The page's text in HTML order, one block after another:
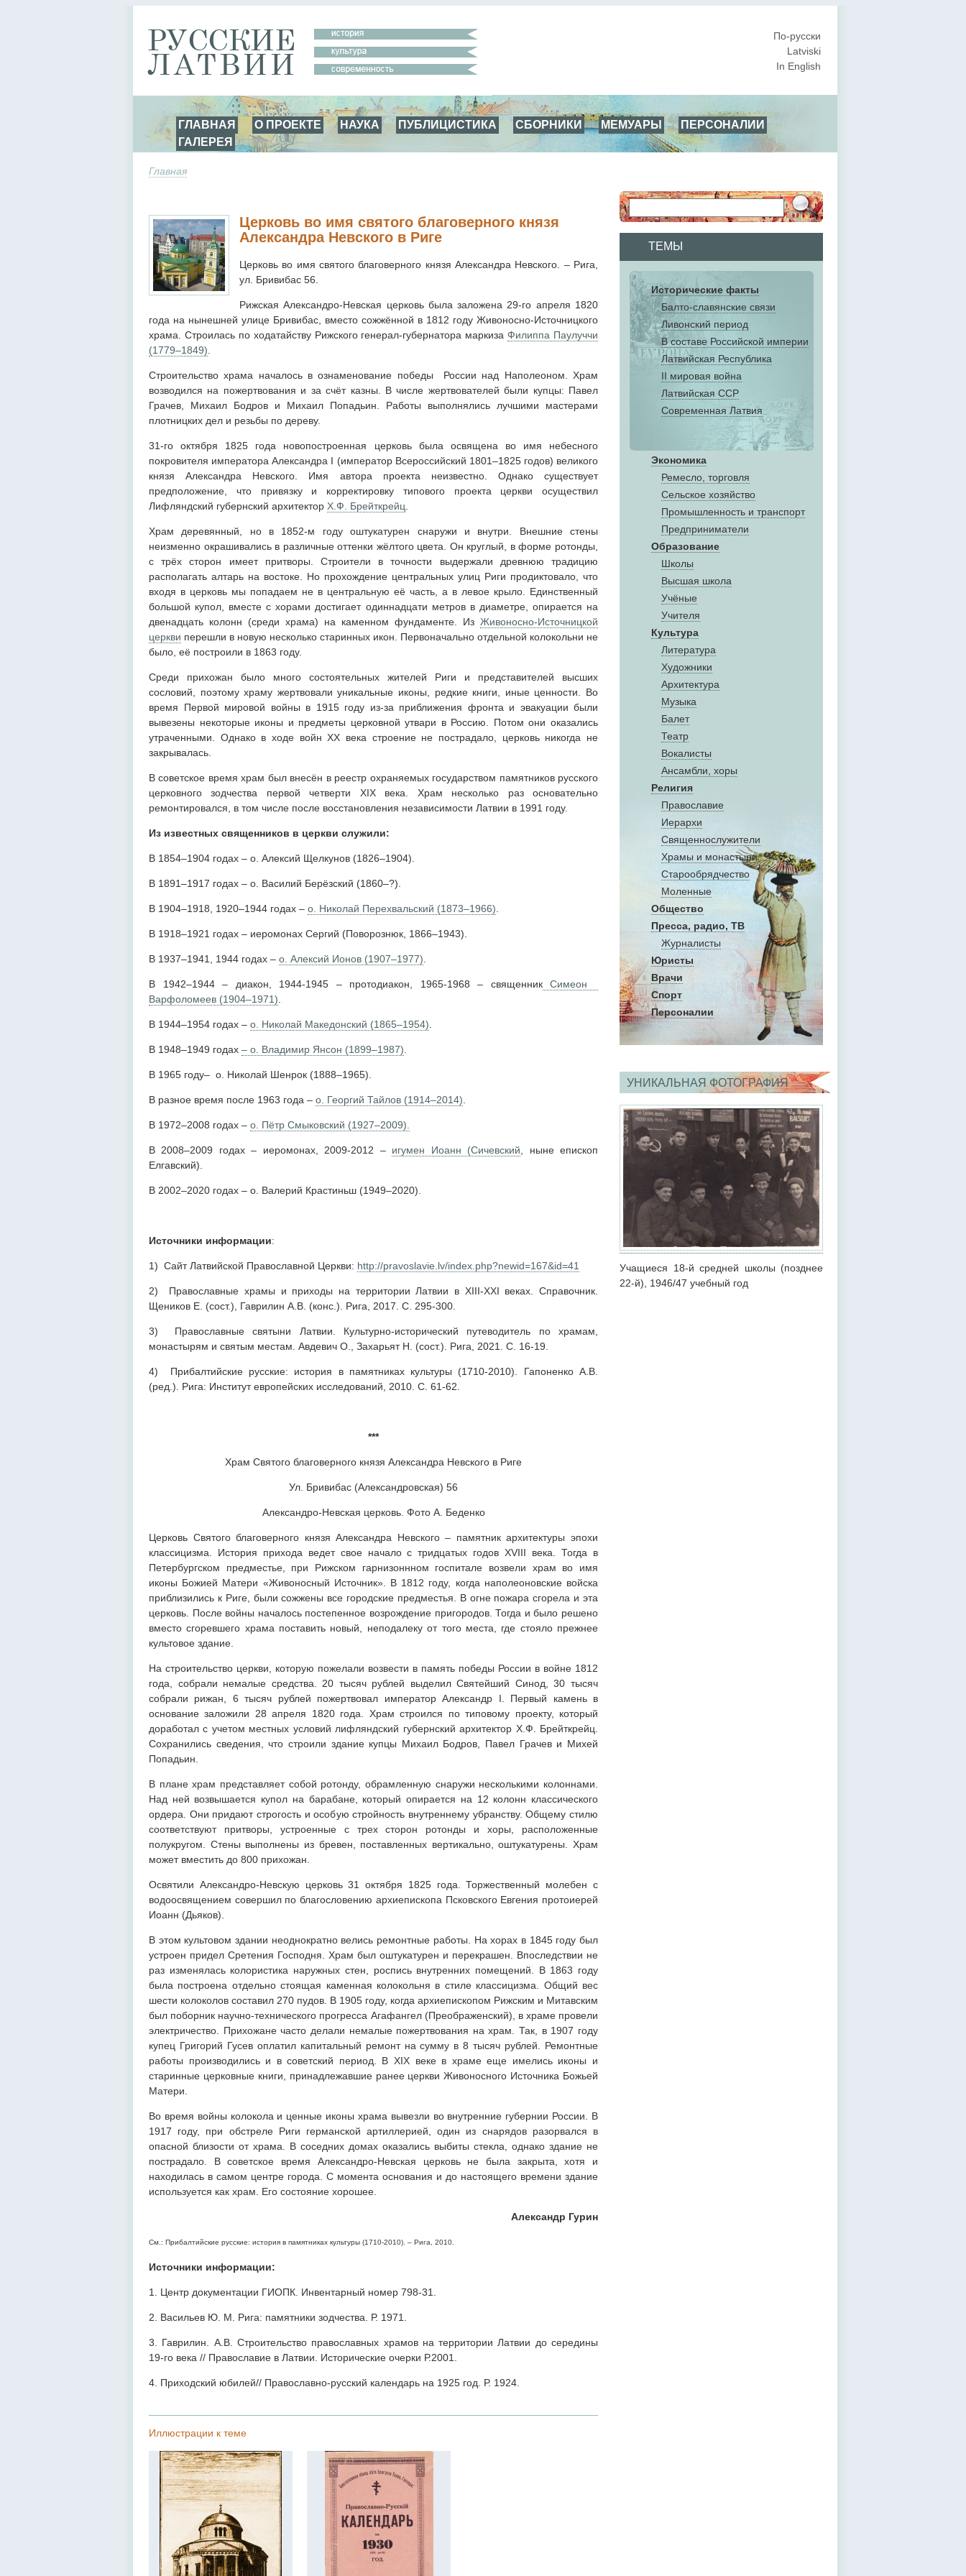
По-русски
Latviski
In English
ГЛАВНАЯ О ПРОЕКТЕ НАУКА ПУБЛИЦИСТИКА СБОРНИКИ МЕМУАРЫ
ПЕРСОНАЛИИ
ГАЛЕРЕЯ
Главная
ТЕМЫ
Исторические факты
Балто-славянские связи
Ливонский период
В составе Российской империи
Латвийская Республика
II мировая война
Латвийская ССР
Современная Латвия
Экономика
Ремесло, торговля
Сельское хозяйство
Промышленность и транспорт
Предприниматели
Образование
Школы
Высшая школа
Учёные
Учителя
Культура
Литература
Художники
Aрхитектура
Музыка
Балет
Театр
Вокалисты
Aнсамбли, хоры
Религия
Православие
Иерархи
Священнослужители
Храмы и монастыри
Старообрядчество
Моленные
Общество
Пресса, радио, ТВ
Журналисты
Юристы
Врачи
Спорт
Персоналии
УНИКАЛЬНАЯ ФОТОГРАФИЯ
Учащиеся 18-й средней школы (позднее
22-й), 1946/47 учебный год
Церковь во имя святого благоверного князя
Александра Невского в Риге
Церковь во имя святого благоверного князя Александра Невского. – Рига,
ул. Бривибас 56.
Рижская Александро-Невская церковь была заложена 29-го апреля 1820
года на нынешней улице Бривибас, вместо сожжённой в 1812 году Живоносно-Источницкого
храма. Строилась по ходатайству Рижского генерал-губернатора маркизаФилиппа Паулуччи
(1779–1849)
Строительство храма началось в ознаменование победы России над Наполеоном. Храм
возводился на пожертвования и за счёт казны. В числе жертвователей были купцы: Павел
Грачев, Михаил Бодров и Михаил Попадьин. Работы выполнялись лучшими мастерами
плотницких дел и резьбы по дереву.
31-го октября 1825 года новопостроенная церковь была освящена во имя небесного
покровителя императора Александра I (император Всероссийский 1801–1825 годов) великого
князя Александра Невского. Имя автора проекта неизвестно. Однако существует
предположение, что привязку и корректировку типового проекта церкви осуществил
Лифляндский губернский архитектор Х.Ф. Брейткрейц
Храм деревянный, но в 1852-м году оштукатурен снаружи и внутри. Внешние стены
неизменно окрашивались в различные оттенки жёлтого цвета. Он круглый, в форме ротонды,
с трёх сторон имеет притворы. Строители в точности выдержали древнюю традицию
располагать алтарь на востоке. Но прохождение центральных улиц Риги продиктовало, что
входя в церковь мы попадаем не в центральную её часть, а в левое крыло. Единственный
большой купол, вместе с хорами достигает одиннадцати метров в диаметре, опирается на
двенадцать колонн (среди храма) на каменном фундаменте. Из Живоносно-Источницкой
церкви перешли в новую несколько старинных икон. Первоначально отдельной колокольни не
было, её построили в 1863 году.
Среди прихожан было много состоятельных жителей Риги и представителей высших
сословий, поэтому храму жертвовали уникальные иконы, редкие книги, иные ценности. Во
время Первой мировой войны в 1915 году из-за приближения фронта и эвакуации были
вывезены некоторые иконы и предметы церковной утвари в Россию. Потом они оказались
утраченными. Однако в ходе войн ХХ века строение не пострадало, церковь никогда не
закрывалась.
В советское время храм был внесён в реестр охраняемых государством памятников русского
церковного зодчества первой четверти XIX века. Храм несколько раз основательно
ремонтировался, в том числе после восстановления независимости Латвии в 1991 году.
Из известных священников в церкви служили:
В 1854–1904 годах – о. Алексий Щелкунов (1826–1904).
В 1891–1917 годах – о. Василий Берёзский (1860–?).
В 1904–1918, 1920–1944 годах – о. Николай Перехвальский (1873–1966)
В 1918–1921 годах – иеромонах Сергий (Поворознюк, 1866–1943).
В 1937–1941, 1944 годах – о. Алексий Ионов (1907–1977)
В 1942–1944 – диакон, 1944-1945 – протодиакон, 1965-1968 – священникСимеон
Варфоломеев (1904–1971)
В 1944–1954 годах – о. Николай Македонский (1865–1954)
В 1948–1949 годах – о. Владимир Янсон (1899–1987)
В 1965 году– о. Николай Шенрок (1888–1965).
В разное время после 1963 года – о. Георгий Тайлов (1914–2014)
В 1972–2008 годах – о. Пётр Смыковский (1927–2009).
В 2008–2009 годах – иеромонах, 2009-2012 – игумен Иоанн (Сичевский , ныне епископ
Елгавский).
В 2002–2020 годах – о. Валерий Крастиньш (1949–2020).
Источники информации:
1) Сайт Латвийской Православной Церкви: http://pravoslavie.lv/index.php?newid=167&id=41
2) Православные храмы и приходы на территории Латвии в XIII-XXI веках. Справочник.
Щеников Е. (сост.), Гаврилин А.В. (конс.). Рига, 2017. С. 295-300.
3) Православные святыни Латвии. Культурно-исторический путеводитель по храмам,
монастырям и святым местам. Авдевич О., Захарьят Н. (сост.). Рига, 2021. С. 16-19.
4) Прибалтийские русские: история в памятниках культуры (1710-2010). Гапоненко А.В.
(ред.). Рига: Институт европейских исследований, 2010. С. 61-62.
***
Храм Святого благоверного князя Александра Невского в Риге
Ул. Бривибас (Александровская) 56
Александро-Невская церковь. Фото А. Беденко
Церковь Святого благоверного князя Александра Невского – памятник архитектуры эпохи
классицизма. История прихода ведет свое начало с тридцатых годов XVIII века. Тогда в
Петербургском предместье, при Рижском гарнизоннном госпитале возвели храм во имя
иконы Божией Матери «Живоносный Источник». В 1812 году, когда наполеоновские войска
приблизились к Риге, были сожжены все городские предместья. В огне пожара сгорела и эта
церковь. После войны началось постепенное возрождение пригородов. Тогда и было решено
вместо сгоревшего храма поставить новый, неподалеку от того места, где стояло прежнее
культовое здание.
На строительство церкви, которую пожелали возвести в память победы России в войне 1812
года, собрали немалые средства. 20 тысяч рублей выделил Святейший Синод, 30 тысяч
собрали рижан, 6 тысяч рублей пожертвовал император Александр I. Первый камень в
основание заложили 28 апреля 1820 года. Храм строился по типовому проекту, который
доработал с учетом местных условий лифляндский губернский архитектор Х.Ф. Брейткрейц.
Сохранились сведения, что строили здание купцы Михаил Бодров, Павел Грачев и Михей
Попадьин.
В плане храм представляет собой ротонду, обрамленную снаружи несколькими колоннами.
Над ней возвышается купол на барабане, который опирается на 12 колонн классического
ордера. Они придают строгость и особую стройность внутреннему убранству. Общему стилю
соответствуют притворы, устроенные с трех сторон ротонды и хоры, расположенные
полукругом. Стены выполнены из бревен, поставленных вертикально, оштукатурены. Храм
может вместить до 800 прихожан.
Освятили Александро-Невскую церковь 31 октября 1825 года. Торжественный молебен с
водоосвящением совершил по благословению архиепископа Псковского Евгения протоиерей
Иоанн (Дьяков).
В этом культовом здании неоднократно велись ремонтные работы. На хорах в 1845 году был
устроен придел Сретения Господня. Храм был оштукатурен и перекрашен. Впоследствии не
раз изменялась колористика наружных стен, роспись внутренних помещений. В 1863 году
была построена отдельно стоящая каменная колокольня в стиле классицизма. Общий вес
шести колоколов составил 270 пудов. В 1905 году, когда архиепископом Рижским и Митавским
был поборник научно-технического прогресса Агафангел (Преображенский), в храме провели
электричество. Прихожане часто делали немалые пожертвования на храм. Так, в 1907 году
купец Григорий Гусев оплатил капитальный ремонт на сумму в 8 тысяч рублей. Ремонтные
работы производились и в советский период. В XIX веке в храме еще имелись иконы и
старинные церковные книги, принадлежавшие ранее церкви Живоносного Источника Божьей
Матери.
Во время войны колокола и ценные иконы храма вывезли во внутренние губернии России. В
1917 году, при обстреле Риги германской артиллерией, один из снарядов разорвался в
опасной близости от храма. В соседних домах оказались выбиты стекла, однако здание не
пострадало. В советское время Александро-Невская церковь не была закрыта, хотя и
находилась в самом центре города. С момента основания и до настоящего времени здание
используется как храм. Его состояние хорошее.
Александр Гурин
См.: Прибалтийские русские: история в памятниках культуры (1710-2010). – Рига, 2010.
Источники информации:
1. Центр документации ГИОПК. Инвентарный номер 798-31.
2. Васильев Ю. М. Рига: памятники зодчества. Р. 1971.
3. Гаврилин. А.В. Строительство православных храмов на территории Латвии до середины
19-го века // Православие в Латвии. Исторические очерки Р.2001.
4. Приходский юбилей// Православно-русский календарь на 1925 год. Р. 1924.
Иллюстрации к теме